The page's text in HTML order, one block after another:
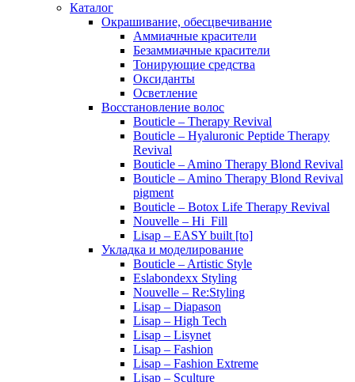
Каталог
Окрашивание, обесцвечивание
Аммиачные красители
Безаммиачные красители
Тонирующие средства
Оксиданты
Осветление
Восстановление волос
Bouticle – Therapy Revival
Bouticle – Hyaluronic Peptide Therapy
Revival
Bouticle – Amino Therapy Blond Revival
Bouticle – Amino Therapy Blond Revival
pigment
Bouticle – Botox Life Therapy Revival
Nouvelle – Hi_Fill
Lisap – EASY built [to]
Укладка и моделирование
Bouticle – Artistic Style
Eslabondexx Styling
Nouvelle – Re:Styling
Lisap – Diapason
Lisap – High Tech
Lisap – Lisynet
Lisap – Fashion
Lisap – Fashion Extreme
Lisap – Sculture